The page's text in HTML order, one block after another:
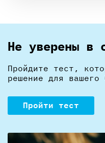
Не уверены в
Пройдите тест,
решение для вашего
Пройти тест